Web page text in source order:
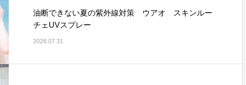
油断できない夏の紫外線対策 ウアオ スキンルー
チェUVスプレー
2026.07.31